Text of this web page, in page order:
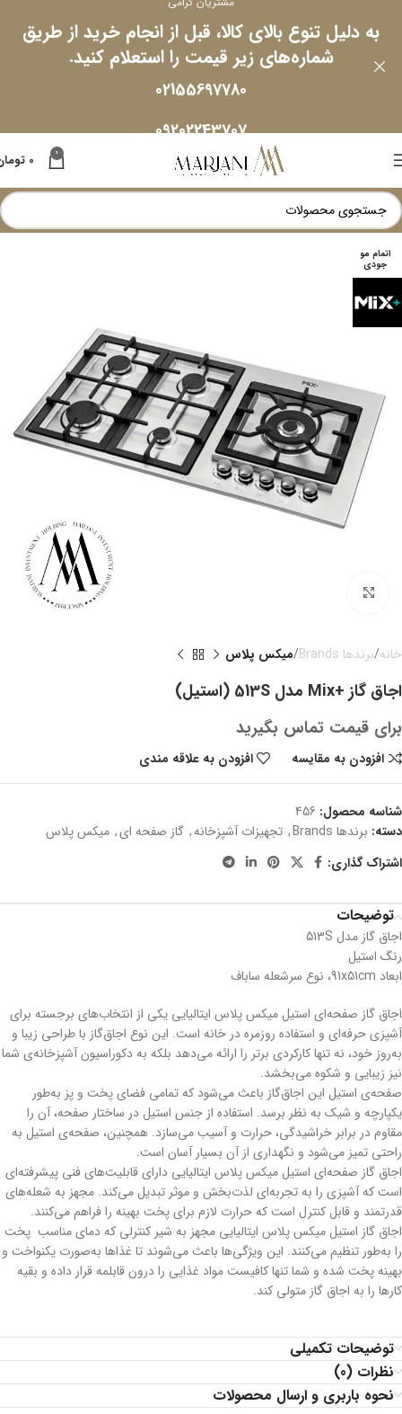
0
0
اتمام مو
جودی
خانه برندها Brands میکس پلاس
اجاق گاز +Mix مدل 513S (استیل)
برای قیمت تماس بگیرید
افزودن به مقایسه افزودن به علاقه مندی
شناسه محصول: 456
دسته: برندها Brands , تجهیزات آشپزخانه, گاز صفحه ای, میکس پلاس
اشتراک گذاری:
توضیحات
اجاق گاز مدل 513S
رنگ استیل
ابعاد 91x51cm، نوع سرشعله ساباف
اجاق گاز صفحه‌ای استیل میکس پلاس ایتالیایی یکی از انتخاب‌های برجسته برای
آشپزی حرفه‌ای و استفاده روزمره در خانه است. این نوع اجاق‌گاز با طراحی زیبا و
به‌روز خود، نه تنها کارکردی برتر را ارائه می‌دهد بلکه به دکوراسیون آشپزخانه‌ی شما
نیز زیبایی و شکوه می‌بخشد.
صفحه‌ی استیل این اجاق‌گاز باعث می‌شود که تمامی فضای پخت و پز به‌طور
یکپارچه و شیک به نظر برسد. استفاده از جنس استیل در ساختار صفحه، آن را
مقاوم در برابر خراشیدگی، حرارت و آسیب می‌سازد. همچنین، صفحه‌ی استیل به
راحتی تمیز می‌شود و نگهداری از آن بسیار آسان است.
اجاق گاز صفحه‌ای استیل میکس پلاس ایتالیایی دارای قابلیت‌های فنی پیشرفته‌ای
است که آشپزی را به تجربه‌ای لذت‌بخش و موثر تبدیل می‌کند. مجهز به شعله‌های
قدرتمند و قابل کنترل است که حرارت لازم برای پخت بهینه را فراهم می‌کنند.
اجاق گاز استیل میکس پلاس ایتالیایی مجهز به شیر کنترلی که دمای مناسب پخت
را به‌طور تنظیم می‌کنند. این ویژگی‌ها باعث می‌شوند تا غذاها به‌صورت یکنواخت و
بهینه پخت شده و شما تنها کافیست مواد غذایی را درون قابلمه قرار داده و بقیه
کارها را به اجاق گاز متولی کند.
توضیحات تکمیلی
نظرات (0)
نحوه باربری و ارسال محصولات
به دلیل تنوع بالای کالا، قبل از انجام خرید از طریق
شماره‌های زیر قیمت را استعلام کنید.
02155697780
09202243707